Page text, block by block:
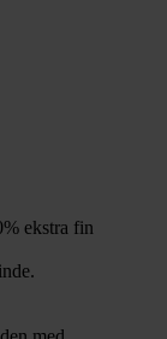
ekstra fin